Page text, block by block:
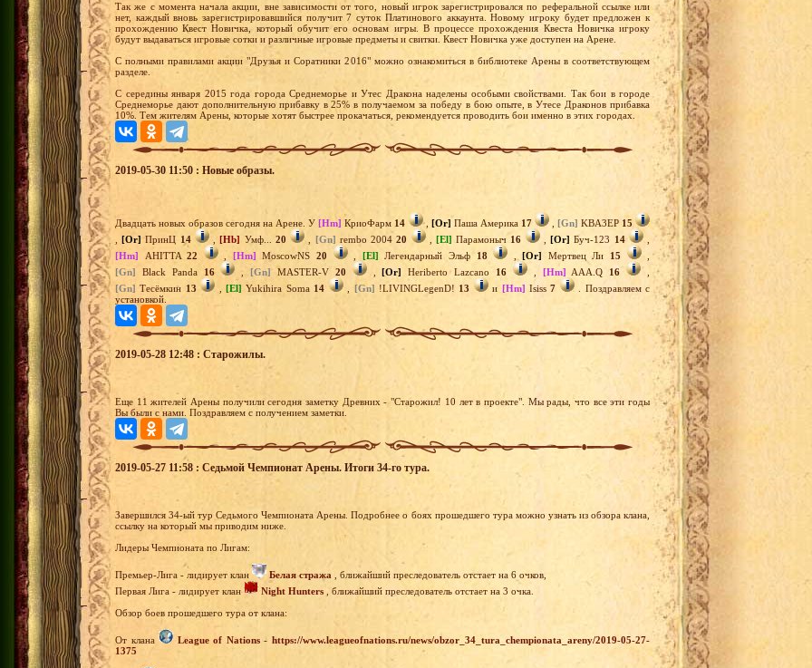
Так же с момента начала акции, вне зависимости от того, новый игрок зарегистрировался по реферальной ссылке или
нет, каждый вновь зарегистрировавшийся получит 7 суток Платинового аккаунта. Новому игроку будет предложен к
прохождению Квест Новичка, который обучит его основам игры. В процессе прохождения Квеста Новичка игроку
будут выдаваться игровые сотки и различные игровые предметы и свитки. Квест Новичка уже доступен на Арене.
С полными правилами акции "Друзья и Соратники 2016" можно ознакомиться в библиотеке Арены в соответствующем
разделе.
С середины января 2015 года города Среднеморье и Утес Дракона наделены особыми свойствами. Так бои в городе
Среднеморье дают дополнительную прибавку в 25% в получаемом за победу в бою опыте, в Утесе Драконов прибавка
10%. Тем жителям Арены, которые хотят быстрее прокачаться, рекомендуется проводить бои именно в этих городах.
2019-05-30 11:50 : Новые образы.
Двадцать новых образов сегодня на Арене. У[Hm] КриоФарм 14 , [Or] Паша Америка 17 , [Gn] KBA3EP 15
,[Or] ПринЦ 14 ,[Hb] Умф... 20 [Gn] rembo 200420 , [El] Парамоныч 16 ,[Or] Буч-123 14
,
[Hm] AHITTA22 , [Hm] MoscowNS20 , [El] Легендарный Эльф 18 ,[Or] Мертвец Ли 15
,
[Gn] Black Panda 16 ,[Gn] MASTER-V 20 ,[Or] Heriberto Lazcano 16 , [Hm] AAA.Q 16
[Gn] Тесёмкин 13 ,[El] Yukihira Soma 14 , [Gn] !LIVINGLegenD! 13 и [Hm] Isiss7
. Поздравляем с
установкой.
2019-05-28 12:48 : Старожилы.
Еще 11 жителей Арены получили сегодня заметку Древних - "Старожил! 10 лет в проекте". Мы рады, что все эти годы
Вы были с нами. Поздравляем с получением заметки.
2019-05-27 11:58 : Седьмой Чемпионат Арены. Итоги 34-го тура.
Завершился 34-ый тур Седьмого Чемпионата Арены. Подробнее о боях прошедшего тура можно узнать из обзора клана,
ссылку на который мы приводим ниже.
Лидеры Чемпионата по Лигам:
Премьер-Лига - лидирует клан Белая стража , ближайший преследователь отстает на 6 очков,
Первая Лига - лидирует клан
Night Hunters , ближайший преследователь отстает на 3 очка.
Обзор боев прошедшего тура от клана:
От клана League of Nations-https://www.leagueofnations.ru/news/obzor_34_tura_chempionata_areny/2019-05-27-
1375